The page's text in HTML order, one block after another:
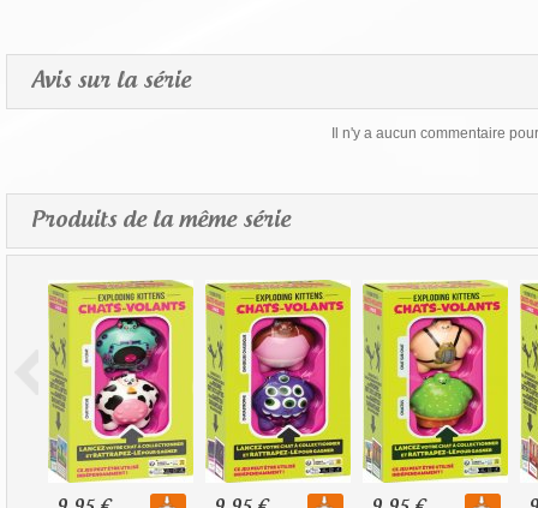
Avis sur la série
Il n'y a aucun commentaire
Produits de la même série